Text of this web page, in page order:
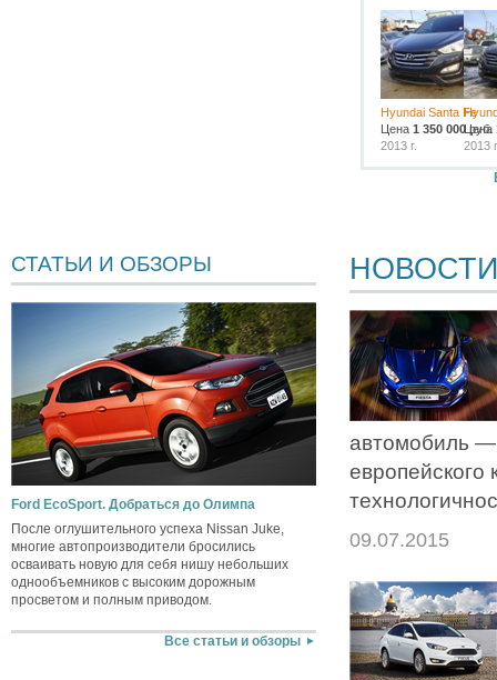
Hyundai Santa Fe
Цена 1 350 000 руб.
2013 г.
Цена
2013
СТАТЬИ И ОБЗОРЫ
Ford EcoSport. Добраться до Олимпа
После оглушительного успеха Nissan Juke,
многие автопроизводители бросились
осваивать новую для себя нишу небольших
однообъемников с высоким дорожным
просветом и полным приводом.
Все статьи и обзоры
НОВОСТИ
автомобиль
европейского
09.07.2015